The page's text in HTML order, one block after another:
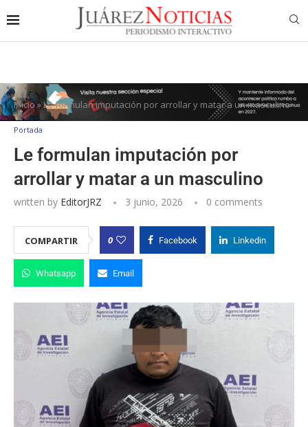
Inicio»Le formulan imputación por arrollar y matar a un masculino
Portada
Le formulan imputación por
arrollar y matar a un masculino
written by EditorJRZ 3 junio, 2026 0 comments
COMPARTIR 0 Facebook Linkedin
Whatsapp Email